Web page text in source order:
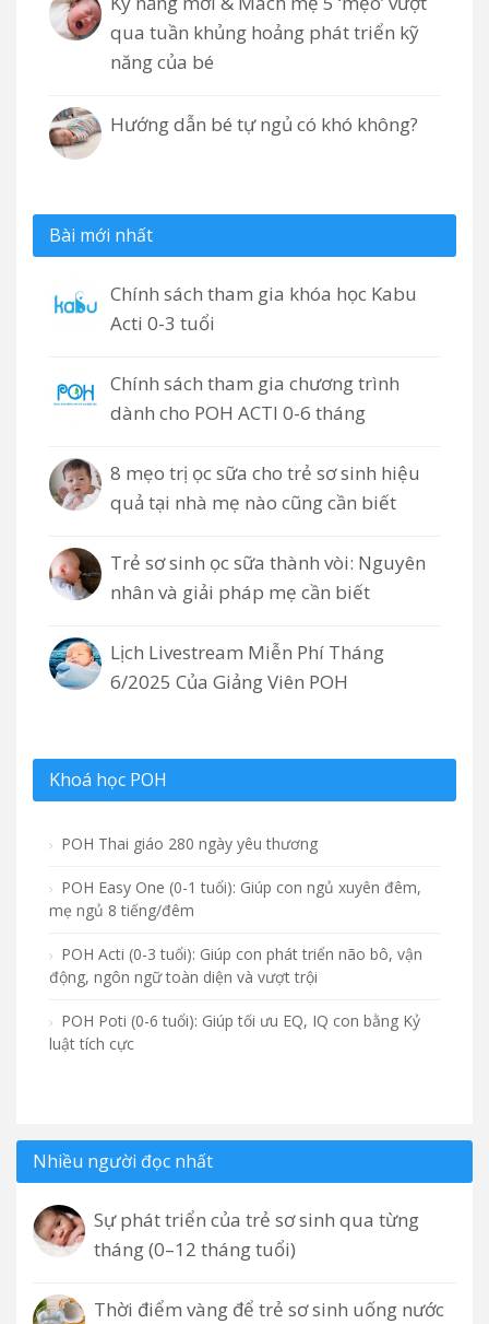
qua tuần khủng hoảng phát triển kỹ
năng của bé
Hướng dẫn bé tự ngủ có khó không?
Bài mới nhất
Chính sách tham gia khóa học Kabu
Acti 0-3 tuổi
Chính sách tham gia chương trình
dành cho POH ACTI 0-6 tháng
8 mẹo trị ọc sữa cho trẻ sơ sinh hiệu
quả tại nhà mẹ nào cũng cần biết
Trẻ sơ sinh ọc sữa thành vòi: Nguyên
nhân và giải pháp mẹ cần biết
Lịch Livestream Miễn Phí Tháng
6/2025 Của Giảng Viên POH
Khoá học POH
POH Thai giáo 280 ngày yêu thương
POH Easy One (0-1 tuổi): Giúp con ngủ xuyên đêm,
mẹ ngủ 8 tiếng/đêm
POH Acti (0-3 tuổi): Giúp con phát triển não bô, vận
động, ngôn ngữ toàn diện và vượt trội
POH Poti (0-6 tuổi): Giúp tối ưu EQ, IQ con bằng Kỷ
luật tích cực
Nhiều người đọc nhất
Sự phát triển của trẻ sơ sinh qua từng
tháng (0–12 tháng tuổi)
Thời điểm vàng để trẻ sơ sinh uống nước